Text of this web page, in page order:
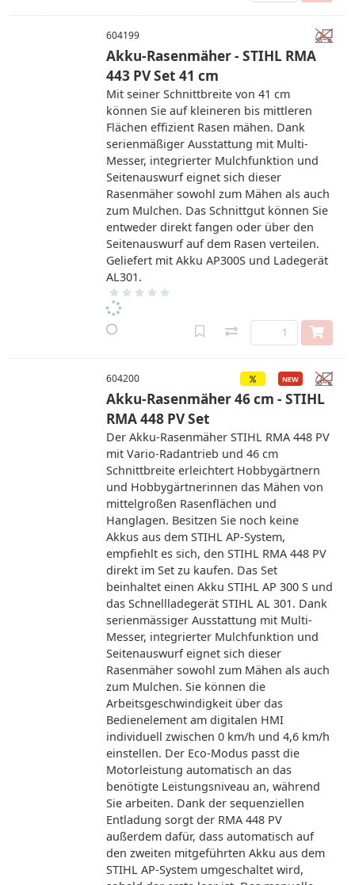
604199
Akku-Rasenmäher - STIHL RMA
443 PV Set 41 cm
Mit seiner Schnittbreite von 41 cm
können Sie auf kleineren bis mittleren
Flächen effizient Rasen mähen. Dank
serienmäßiger Ausstattung mit Multi-
Messer, integrierter Mulchfunktion und
Seitenauswurf eignet sich dieser
Rasenmäher sowohl zum Mähen als auch
zum Mulchen. Das Schnittgut können Sie
entweder direkt fangen oder über den
Seitenauswurf auf dem Rasen verteilen.
Geliefert mit Akku AP300S und Ladegerät
AL301.
604200
Akku-Rasenmäher 46 cm - STIHL
RMA 448 PV Set
Der Akku-Rasenmäher STIHL RMA 448 PV
mit Vario-Radantrieb und 46 cm
Schnittbreite erleichtert Hobbygärtnern
und Hobbygärtnerinnen das Mähen von
mittelgroßen Rasenflächen und
Hanglagen. Besitzen Sie noch keine
Akkus aus dem STIHL AP-System,
empfiehlt es sich, den STIHL RMA 448 PV
direkt im Set zu kaufen. Das Set
beinhaltet einen Akku STIHL AP 300 S und
das Schnellladegerät STIHL AL 301. Dank
serienmässiger Ausstattung mit Multi-
Messer, integrierter Mulchfunktion und
Seitenauswurf eignet sich dieser
Rasenmäher sowohl zum Mähen als auch
zum Mulchen. Sie können die
Arbeitsgeschwindigkeit über das
Bedienelement am digitalen HMI
individuell zwischen 0 km/h und 4,6 km/h
einstellen. Der Eco-Modus passt die
Motorleistung automatisch an das
benötigte Leistungsniveau an, während
Sie arbeiten. Dank der sequenziellen
Entladung sorgt der RMA 448 PV
außerdem dafür, dass automatisch auf
den zweiten mitgeführten Akku aus dem
STIHL AP-System umgeschaltet wird,